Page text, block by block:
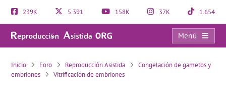
239K 5.391 158K 37K 1.654
Menú
¿Hay un límite en el número de embriones para congelar?
Inicio Foro Reproducción Asistida
Congelación de gametos y
embriones
Vitrificación de embriones